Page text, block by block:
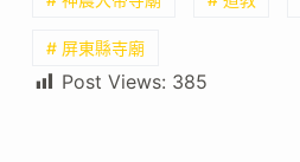
# 屏東縣寺廟
Post Views: 385